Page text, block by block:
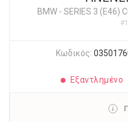
BMW - SERIES 3 (E46)
Κωδικός:
Εξαντλημένο